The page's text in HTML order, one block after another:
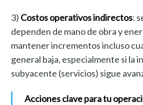
3) Costos operativos indirectos:
dependen de mano de obra y
mantener incrementos incluso
general baja, especialmente si la
subyacente (servicios) sigue
Acciones clave para tu